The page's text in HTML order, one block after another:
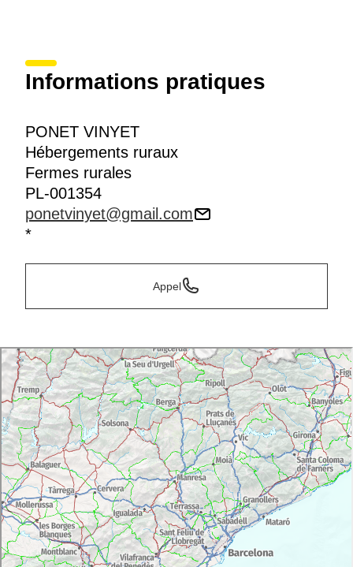
Informations pratiques
PONET VINYET
Hébergements ruraux
Fermes rurales
PL-001354
ponetvinyet@gmail.com
*
Appel